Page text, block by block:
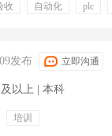
收 自动化 plc
发布 立即沟通
以上 | 本科
培训